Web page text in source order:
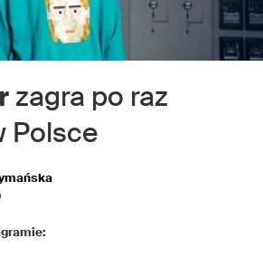
zagra po raz
Polsce